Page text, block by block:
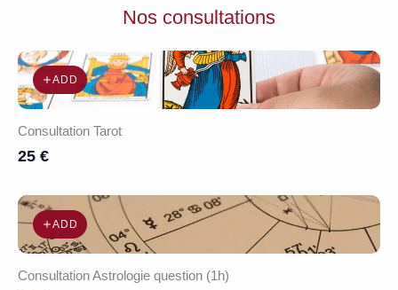
Nos consultations
ADD
Consultation Tarot
25 €
ADD
Consultation Astrologie question (1h)